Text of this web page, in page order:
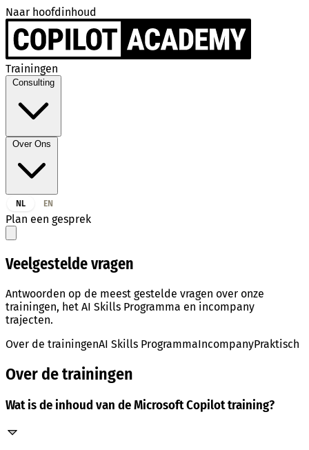
Naar hoofdinhoud
Trainingen
NL EN
Plan een gesprek
Veelgestelde vragen
Antwoorden op de meest gestelde vragen over onze
trainingen, het AI Skills Programma en incompany
trajecten.
Over de trainingenAI Skills ProgrammaIncompanyPraktisch
Over de trainingen
Wat is de inhoud van de Microsoft Copilot training?